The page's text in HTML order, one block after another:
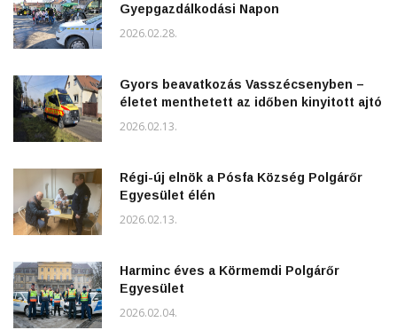
Gyepgazdálkodási Napon
2026.02.28.
Gyors beavatkozás Vasszécsenyben –
életet menthetett az időben kinyitott ajtó
2026.02.13.
Régi-új elnök a Pósfa Község Polgárőr
Egyesület élén
2026.02.13.
Harminc éves a Körmemdi Polgárőr
Egyesület
2026.02.04.